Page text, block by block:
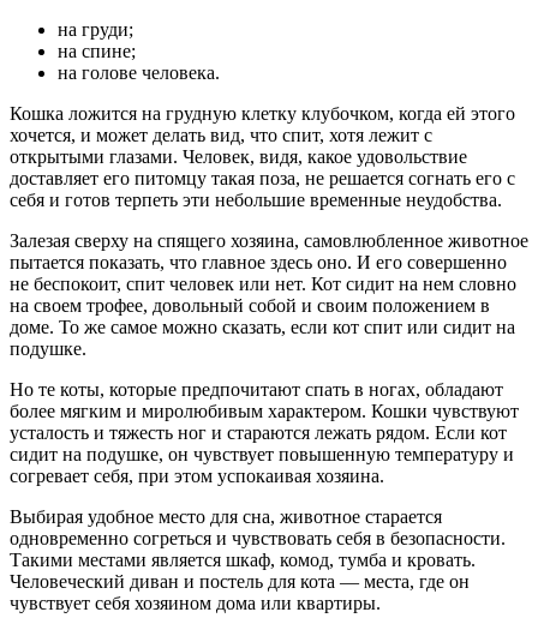
на груди;
на спине;
на голове человека.
Кошка ложится на грудную клетку клубочком, когда ей этого
хочется, и может делать вид, что спит, хотя лежит с
открытыми глазами. Человек, видя, какое удовольствие
доставляет его питомцу такая поза, не решается согнать его с
себя и готов терпеть эти небольшие временные неудобства.
Залезая сверху на спящего хозяина, самовлюбленное животное
пытается показать, что главное здесь оно. И его совершенно
не беспокоит, спит человек или нет. Кот сидит на нем словно
на своем трофее, довольный собой и своим положением в
доме. То же самое можно сказать, если кот спит или сидит на
подушке.
Но те коты, которые предпочитают спать в ногах, обладают
более мягким и миролюбивым характером. Кошки чувствуют
усталость и тяжесть ног и стараются лежать рядом. Если кот
сидит на подушке, он чувствует повышенную температуру и
согревает себя, при этом успокаивая хозяина.
Выбирая удобное место для сна, животное старается
одновременно согреться и чувствовать себя в безопасности.
Такими местами является шкаф, комод, тумба и кровать.
Человеческий диван и постель для кота — места, где он
чувствует себя хозяином дома или квартиры.